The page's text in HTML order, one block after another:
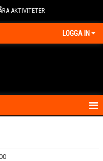
AKTIVITETER
LOGGA IN